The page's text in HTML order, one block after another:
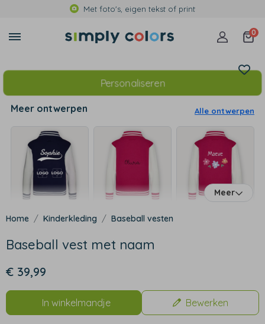
Met foto's, eigen tekst of print
0
Personaliseren
Meer ontwerpen Alle ontwerpen
Meer
Kinderkleding Baseball vesten
Baseball vest met naam
€ 39,99
In winkelmandje Bewerken